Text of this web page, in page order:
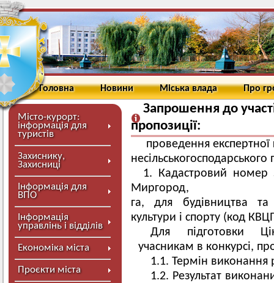
Головна Новини Міська влада Про
Місто-курорт:
інформація для
туристів
Захиснику,
Захисниці
Інформація для
ВПО
Інформація
управлінь і відділів
Економіка міста
Проєкти міста
Запрошення до
пропозиції:
проведення
1. Кадастровий номер
Миргород, вул.
га, для будівництва та
культури і спорту (код
Для підготовки
учасникам в конкурсі,
1.1. Термін виконання
1.2. Результат